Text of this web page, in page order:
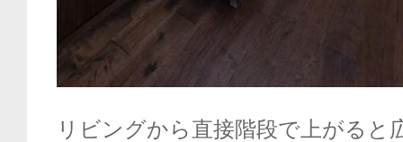
リビングから直接階段で上がると